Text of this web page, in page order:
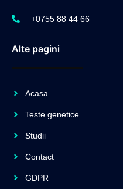
+0755 88 44 66
Alte pagini
Acasa
Teste genetice
Studii
Contact
GDPR